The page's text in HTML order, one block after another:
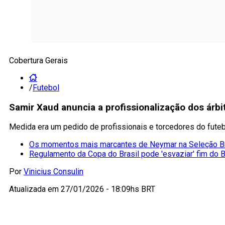
Cobertura Gerais
/Futebol
Samir Xaud anuncia a profissionalização dos
Medida era um pedido de profissionais e torcedores do
Os momentos mais marcantes de Neymar na Seleção
Regulamento da Copa do Brasil pode 'esvaziar' fim do
Por Vinicius Consulin
Atualizada em 27/01/2026 - 18:09hs BRT